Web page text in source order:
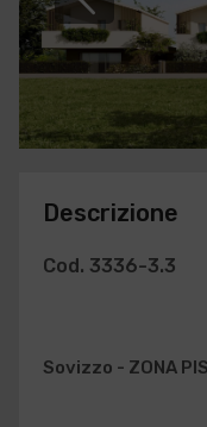
Descrizione
Cod. 3336-3.3
Sovizzo - ZONA